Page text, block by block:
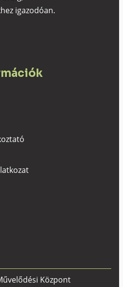
igazodóan.
Központ